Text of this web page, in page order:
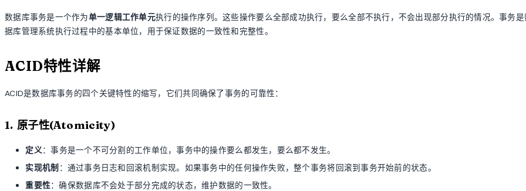
数据库事务是一个作为单一逻辑工作单元执行的操作序列。这些操作要么全部成功执行，要么全部不执行，不会出现部分执行的情况。事务是
据库管理系统执行过程中的基本单位，用于保证数据的一致性和完整性。
ACID特性详解
ACID是数据库事务的四个关键特性的缩写，它们共同确保了事务的可靠性：
1. 原子性(Atomicity)
定义：事务是一个不可分割的工作单位，事务中的操作要么都发生，要么都不发生。
实现机制 ：通过事务日志和回滚机制实现。如果事务中的任何操作失败，整个事务将回滚到事务开始前的状态。
重要性：确保数据库不会处于部分完成的状态，维护数据的一致性。